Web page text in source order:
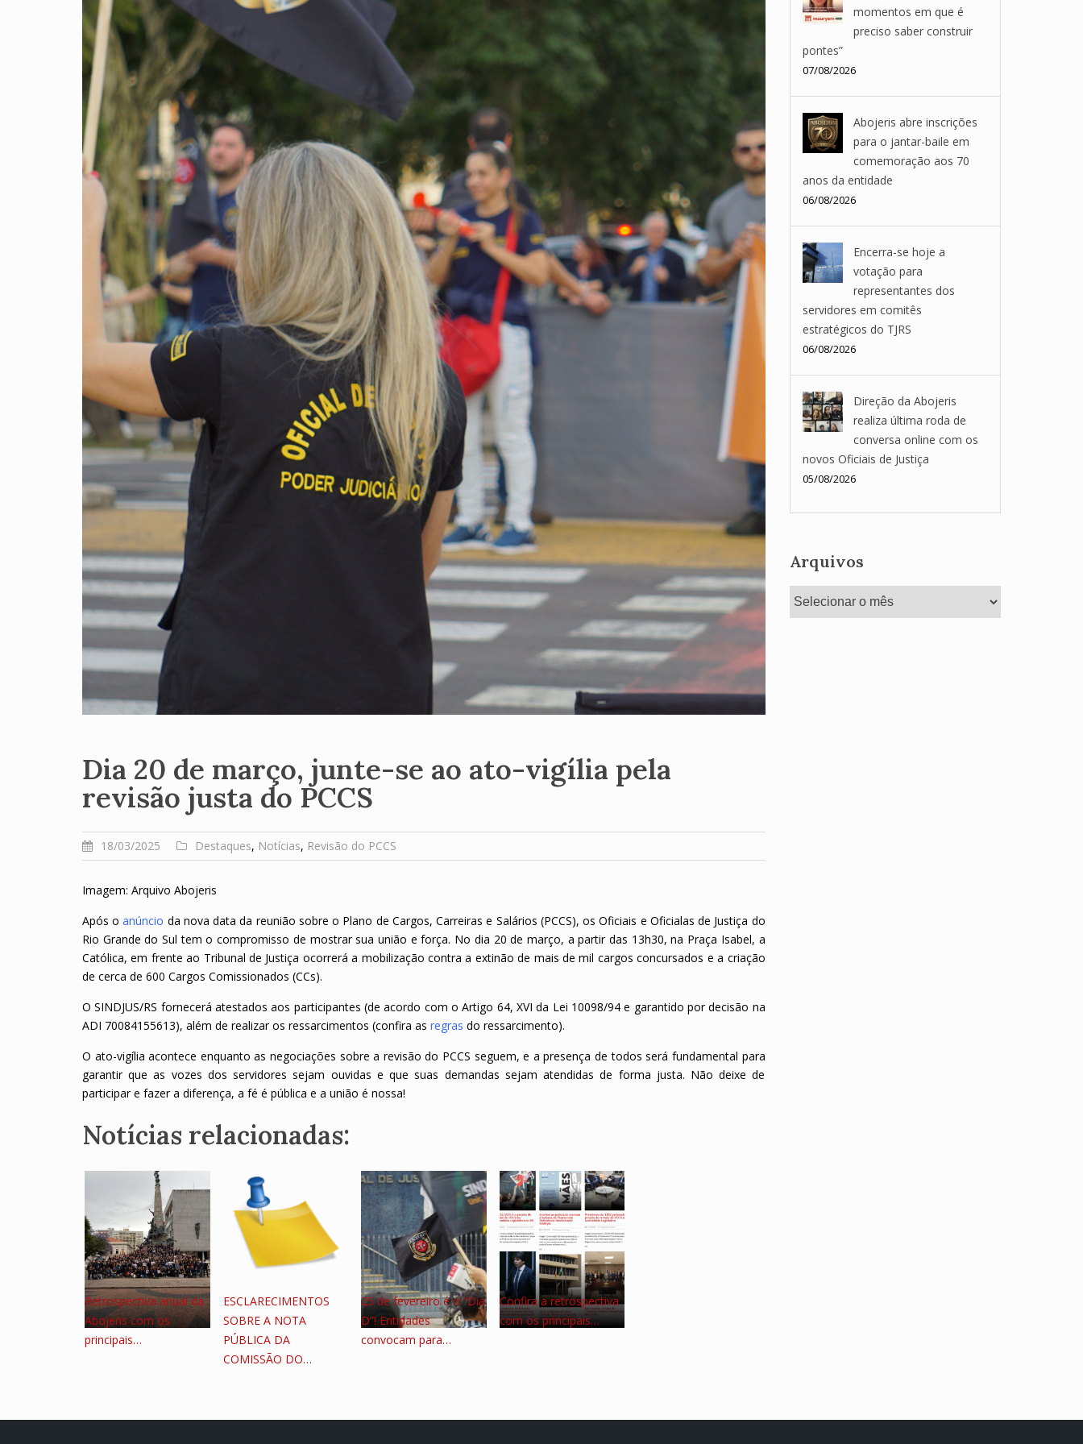
Dia 20 de março, junte-se ao ato-vigília pela
revisão justa do PCCS
18/03/2025 Destaques, Notícias, Revisão do PCCS
Imagem: Arquivo Abojeris
Após oanúncio da nova data da reunião sobre o Plano de Cargos, Carreiras e Salários (PCCS), os Oficiais e Oficialas de Justiça do
Rio Grande do Sul tem o compromisso de mostrar sua união e força. No dia 20 de março, a partir das 13h30, na Praça Isabel, a
Católica, em frente ao Tribunal de Justiça ocorrerá a mobilização contra a extinão de mais de mil cargos concursados e a criação
de cerca de 600 Cargos Comissionados (CCs).
O SINDJUS/RS fornecerá atestados aos participantes (de acordo com o Artigo 64, XVI da Lei 10098/94 e garantido por decisão na
ADI 70084155613), além de realizar os ressarcimentos (confira as regras do ressarcimento).
O ato-vigília acontece enquanto as negociações sobre a revisão do PCCS seguem, e a presença de todos será fundamental para
garantir que as vozes dos servidores sejam ouvidas e que suas demandas sejam atendidas de forma justa. Não deixe de
participar e fazer a diferença, a fé é pública e a união é nossa!
Notícias relacionadas:
Retrospectiva anual da
Abojeris com os
principais…
ESCLARECIMENTOS
SOBRE A NOTA
PÚBLICA DA
COMISSÃO DO…
25 de fevereiro é o “Dia
D”! Entidades
convocam para…
Confira a retrospectiva
com os principais…
momentos em que é
preciso saber construir
pontes”
07/08/2026
Abojeris abre inscrições
para o jantar-baile em
comemoração aos 70
anos da entidade
06/08/2026
Encerra-se hoje a
votação para
representantes dos
servidores em comitês
estratégicos do TJRS
06/08/2026
Direção da Abojeris
realiza última roda de
conversa online com os
novos Oficiais de Justiça
05/08/2026
Arquivos
Arquivos